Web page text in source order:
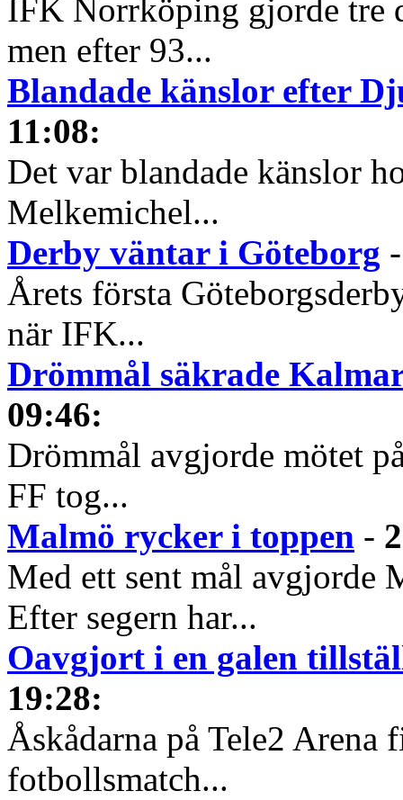
IFK Norrköping gjorde tre
men efter 93...
Blandade känslor efter
11:08:
Det var blandade känslor
Melkemichel...
Derby väntar i Göteborg
Årets första
när IFK...
Drömmål säkrade
09:46:
Drömmål avgjorde mötet
FF tog...
Malmö rycker i toppen -
Med ett sent mål avgjorde
Efter segern har...
Oavgjort i en galen
19:28:
Åskådarna på Tele2 Arena
fotbollsmatch...